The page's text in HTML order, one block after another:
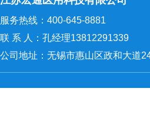
服务热线：400-645-8881
联 系 人：孔经理13812291339
公司地址：无锡市惠山区政和大道